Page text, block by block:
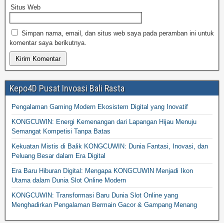
Situs Web
Simpan nama, email, dan situs web saya pada peramban ini untuk
komentar saya berikutnya.
Kepo4D Pusat Invoasi Bali Rasta
Pengalaman Gaming Modern Ekosistem Digital yang Inovatif
KONGCUWIN: Energi Kemenangan dari Lapangan Hijau Menuju
Semangat Kompetisi Tanpa Batas
Kekuatan Mistis di Balik KONGCUWIN: Dunia Fantasi, Inovasi, dan
Peluang Besar dalam Era Digital
Era Baru Hiburan Digital: Mengapa KONGCUWIN Menjadi Ikon
Utama dalam Dunia Slot Online Modern
KONGCUWIN: Transformasi Baru Dunia Slot Online yang
Menghadirkan Pengalaman Bermain Gacor & Gampang Menang